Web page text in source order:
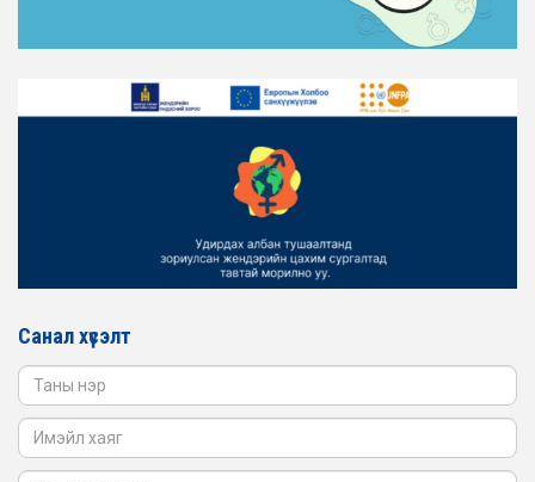
2026-02-16
ТӨЛӨӨЛӨЛ ЗАМ ТЭЭВРИЙН ЯАМАНД АЖИЛЛАВ
ЖЕНДЭРИЙН ҮНДЭСНИЙ ХОРООНЫ АЖЛЫН АЛБАНЫ
ТӨЛӨӨЛӨЛ БАТЛАН ХАМГААЛАХ ЯАМАНД
Санал хүсэлт